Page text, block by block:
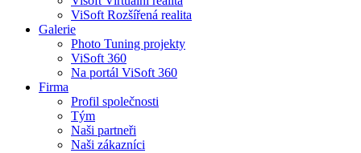
ViSoft Rozšířená realita
Galerie
Photo Tuning projekty
ViSoft 360
Na portál ViSoft 360
Firma
Profil společnosti
Tým
Naši partneři
Naši zákazníci